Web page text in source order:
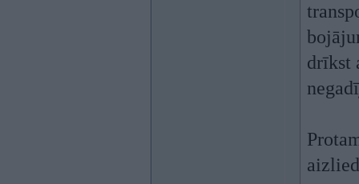
drīkst